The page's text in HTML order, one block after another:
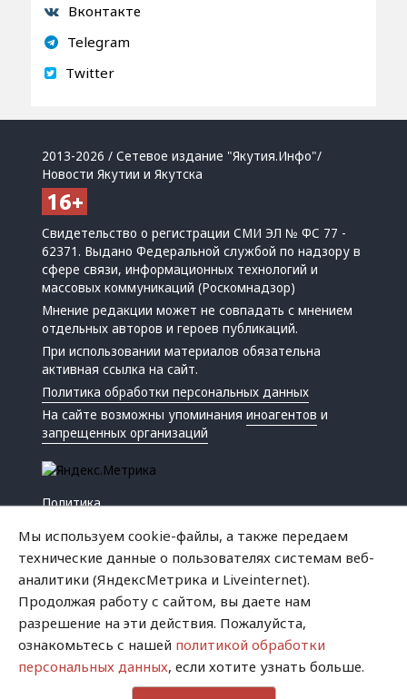
Вконтакте
Telegram
Twitter
2013-2026 / Сетевое издание "Якутия.Инфо"/
Новости Якутии и Якутска
Свидетельство о регистрации СМИ ЭЛ № ФС 77 -
62371. Выдано Федеральной службой по надзору в
сфере связи, информационных технологий и
массовых коммуникаций (Роскомнадзор)
Мнение редакции может не совпадать с мнением
отдельных авторов и героев публикаций.
При использовании материалов обязательна
активная ссылка на сайт.
Политика обработки персональных данных
На сайте возможны упоминанияиноагентов и
запрещенных организаций
Политика
Успех
Хватит это терпеть
Мы используем cookie-файлы, а также передаем
технические данные о пользователях системам веб-
аналитики (ЯндексМетрика и Liveinternet).
Продолжая работу с сайтом, вы даете нам
разрешение на эти действия. Пожалуйста,
ознакомьтесь с нашей политикой обработки
персональных данных, если хотите узнать больше.